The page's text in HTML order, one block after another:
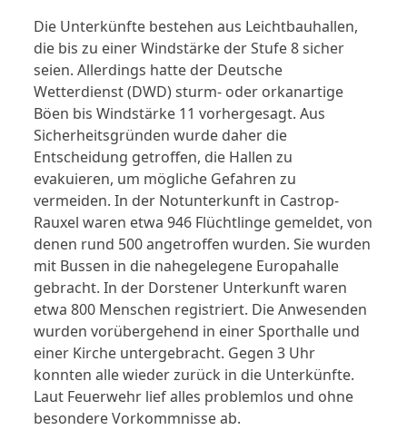
Die Unterkünfte bestehen aus Leichtbauhallen,
die bis zu einer Windstärke der Stufe 8 sicher
seien. Allerdings hatte der Deutsche
Wetterdienst (DWD) sturm- oder orkanartige
Böen bis Windstärke 11 vorhergesagt. Aus
Sicherheitsgründen wurde daher die
Entscheidung getroffen, die Hallen zu
evakuieren, um mögliche Gefahren zu
vermeiden. In der Notunterkunft in Castrop-
Rauxel waren etwa 946 Flüchtlinge gemeldet, von
denen rund 500 angetroffen wurden. Sie wurden
mit Bussen in die nahegelegene Europahalle
gebracht. In der Dorstener Unterkunft waren
etwa 800 Menschen registriert. Die Anwesenden
wurden vorübergehend in einer Sporthalle und
einer Kirche untergebracht. Gegen 3 Uhr
konnten alle wieder zurück in die Unterkünfte.
Laut Feuerwehr lief alles problemlos und ohne
besondere Vorkommnisse ab.